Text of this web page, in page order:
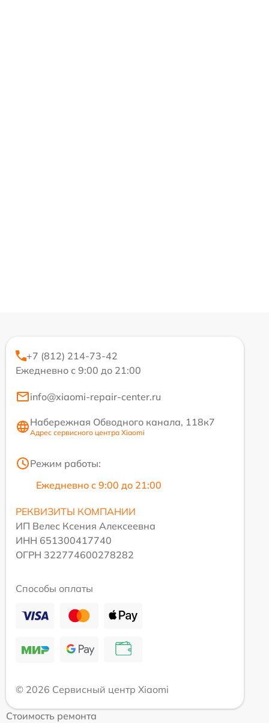
+7 (812) 214-73-42
Ежедневно с 9:00 до 21:00
info@xiaomi-repair-center.ru
Набережная Обводного канала, 118к7
Адрес сервисного центра Xiaomi
Режим работы:
Ежедневно с 9:00 до 21:00
РЕКВИЗИТЫ КОМПАНИИ
ИП Велес Ксения Алексеевна
ИНН 651300417740
ОГРН 322774600278282
Способы оплаты
© 2026 Сервисный центр Xiaomi
Стоимость ремонта